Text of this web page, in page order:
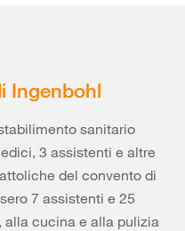
Ingenbohl
sanitario
3 assistenti e altre
del convento di
7 assistenti e 25
cucina e alla pulizia